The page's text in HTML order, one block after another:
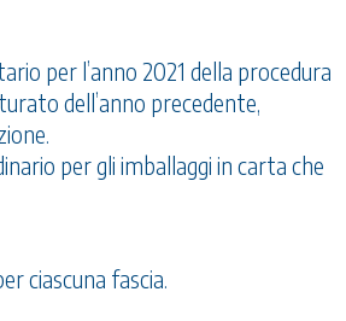
per l’anno 2021 della procedura
dell’anno precedente,
per gli imballaggi in carta che
ciascuna fascia.